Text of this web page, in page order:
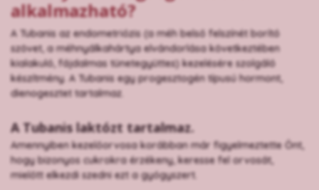
alkalmazható?
A Tubanis az endometriózis (a méh belső felszínét borító
szövet, a méhnyálkahártya elvándorlása következtében
kialakuló, fájdalmas tünetegyüttes) kezelésére szolgáló
készítmény. A Tubanis egy progesztogén típusú hormont,
dienogesztet tartalmaz.
A Tubanis laktózt tartalmaz.
Amennyiben kezelőorvosa korábban már figyelmeztette Önt,
hogy bizonyos cukrokra érzékeny, keresse fel orvosát,
mielőtt elkezdi szedni ezt a gyógyszert.